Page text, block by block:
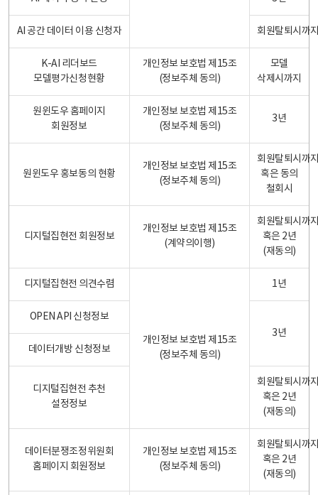
AI 공간 데이터 이용 신청자 회원탈퇴시까
K-AI 리더보드
모델평가신청현황
개인정보 보호법 제15조
(정보주체 동의)
모델
삭제시까지
원윈도우 홈페이지
회원정보
개인정보 보호법 제15조
(정보주체 동의)
3년
원윈도우 홍보동의 현황
개인정보 보호법 제15조
(정보주체 동의)
회원탈퇴시까
혹은 동의
철회시
디지털집현전 회원정보
개인정보 보호법 제15조
(계약의이행)
회원탈퇴시까
혹은 2년
(재동의)
디지털집현전 의견수렴
개인정보 보호법 제15조
(정보주체 동의)
1년
OPEN API 신청정보
3년
데이터개방 신청정보
디지털집현전 추천
설정정보
회원탈퇴시까
혹은 2년
(재동의)
데이터분쟁조정위원회
홈페이지 회원정보
개인정보 보호법 제15조
(정보주체 동의)
회원탈퇴시까
혹은 2년
(재동의)